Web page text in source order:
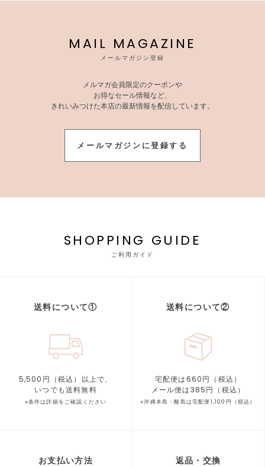
MAIL MAGAZINE
メールマガジン登録
メルマガ会員限定のクーポンや
お得なセール情報など、
きれいみつけた本店の最新情報を配信しています。
メールマガジンに登録する
SHOPPING GUIDE
ご利用ガイド
送料について①
5,500円（税込）以上で、
いつでも送料無料
※条件は詳細をご確認ください
送料について②
宅配便は660円（税込）
メール便は385円（税込）
※沖縄本島・離島は宅配便1,100円（税込）
お支払い方法 返品・交換